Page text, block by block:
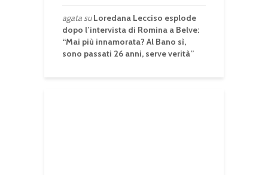
agatasuLoredana Lecciso esplode
dopo l’intervista di Romina a Belve:
“Mai più innamorata? Al Bano sì,
sono passati 26 anni, serve verità”